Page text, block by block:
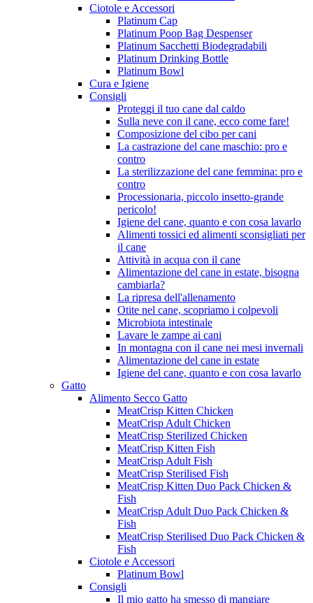
Ciotole e Accessori
Platinum Cap
Platinum Poop Bag Despenser
Platinum Sacchetti Biodegradabili
Platinum Drinking Bottle
Platinum Bowl
Cura e Igiene
Consigli
Proteggi il tuo cane dal caldo
Sulla neve con il cane, ecco come fare!
Composizione del cibo per cani
La castrazione del cane maschio: pro e
contro
La sterilizzazione del cane femmina: pro e
contro
Processionaria, piccolo insetto-grande
pericolo!
Igiene del cane, quanto e con cosa lavarlo
Alimenti tossici ed alimenti sconsigliati per
il cane
Attività in acqua con il cane
Alimentazione del cane in estate, bisogna
cambiarla?
La ripresa dell'allenamento
Otite nel cane, scopriamo i colpevoli
Microbiota intestinale
Lavare le zampe ai cani
In montagna con il cane nei mesi invernali
Alimentazione del cane in estate
Igiene del cane, quanto e con cosa lavarlo
Gatto
Alimento Secco Gatto
MeatCrisp Kitten Chicken
MeatCrisp Adult Chicken
MeatCrisp Sterilized Chicken
MeatCrisp Kitten Fish
MeatCrisp Adult Fish
MeatCrisp Sterilised Fish
MeatCrisp Kitten Duo Pack Chicken &
Fish
MeatCrisp Adult Duo Pack Chicken &
Fish
MeatCrisp Sterilised Duo Pack Chicken &
Fish
Ciotole e Accessori
Platinum Bowl
Consigli
Il mio gatto ha smesso di mangiare